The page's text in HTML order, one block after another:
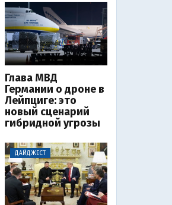
Глава МВД
Германии о дроне в
Лейпциге: это
новый сценарий
гибридной угрозы
ДАЙДЖЕСТ